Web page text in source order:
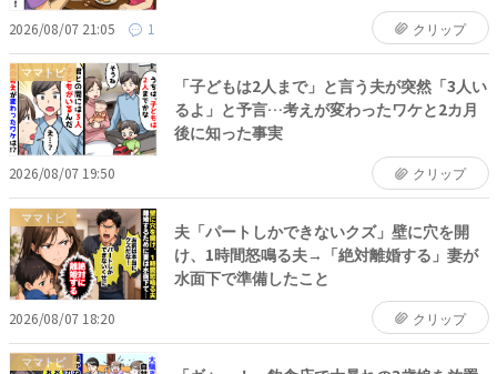
2026/08/07 21:05 1 クリップ
ママトピ
「子どもは2人まで」と言う夫が突然「3人い
るよ」と予言…考えが変わったワケと2カ月
後に知った事実
2026/08/07 19:50 クリップ
ママトピ
夫「パートしかできないクズ」壁に穴を開
け、1時間怒鳴る夫→「絶対離婚する」妻が
水面下で準備したこと
2026/08/07 18:20 クリップ
ママトピ